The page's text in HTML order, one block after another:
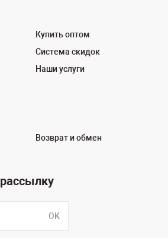
Купить оптом
Система скидок
Наши услуги
Возврат и обмен
OK